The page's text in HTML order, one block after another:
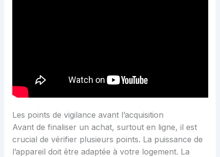
Les points de vigilance avant l’acquisition
Avant de finaliser un achat, surtout en ligne, il est
crucial de vérifier plusieurs points. La puissance de
l’appareil doit être adaptée à votre logement. La